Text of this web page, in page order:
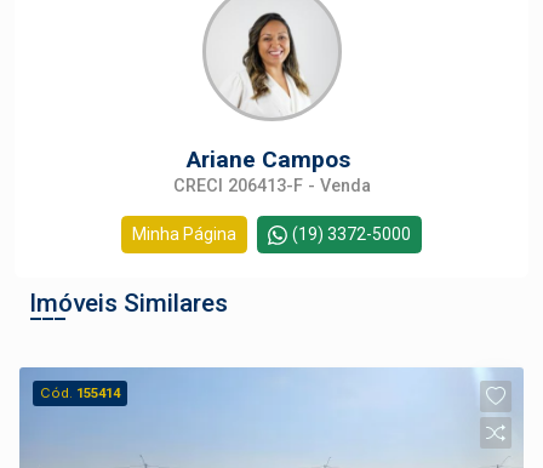
Ariane Campos
CRECI 206413-F - Venda
Minha Página (19) 3372-5000
Imóveis Similares
Cód. 155414